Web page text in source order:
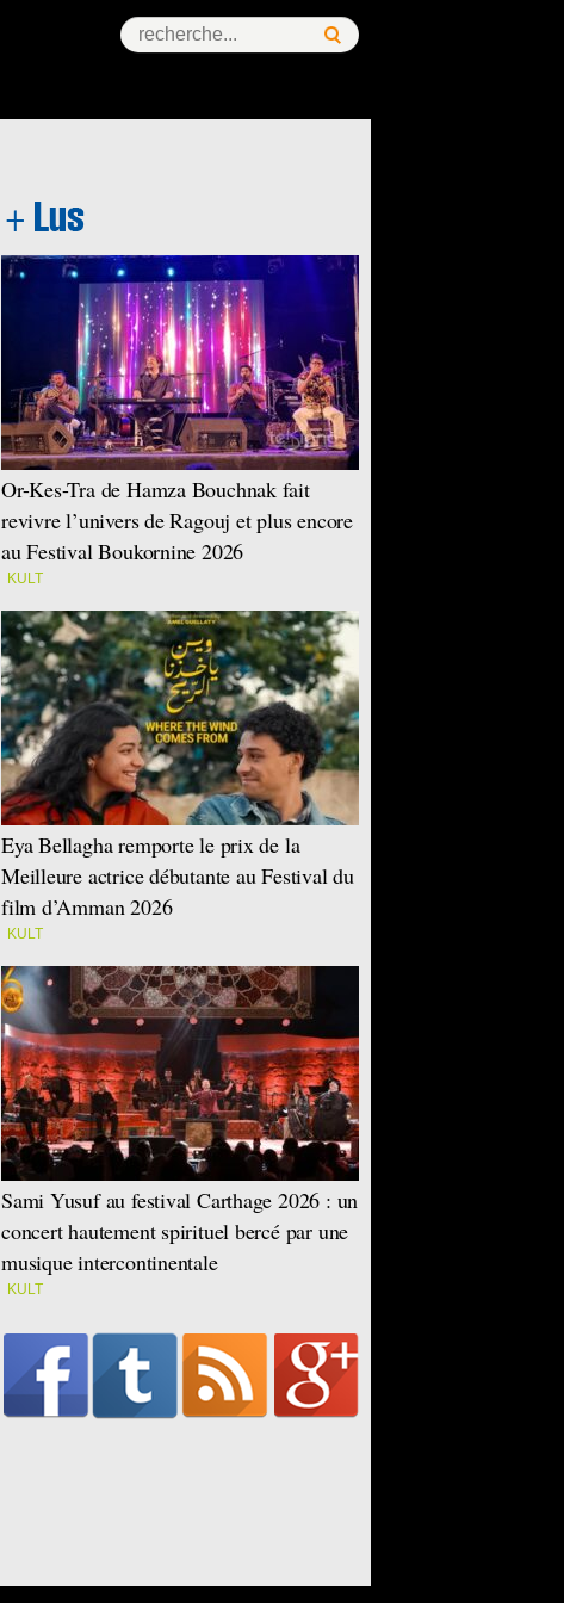
Or-Kes-Tra de Hamza Bouchnak fait
revivre l’univers de Ragouj et plus encore
au Festival Boukornine 2026
KULT
Eya Bellagha remporte le prix de la
Meilleure actrice débutante au Festival du
film d’Amman 2026
KULT
Sami Yusuf au festival Carthage 2026 : un
concert hautement spirituel bercé par une
musique intercontinentale
KULT